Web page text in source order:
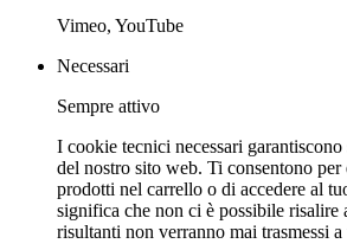
Vimeo, YouTube
Necessari
Sempre attivo
I cookie tecnici necessari
del nostro sito web. Ti consentono per
prodotti nel carrello o di accedere al
significa che non ci è possibile risalire
risultanti non verranno mai trasmessi a